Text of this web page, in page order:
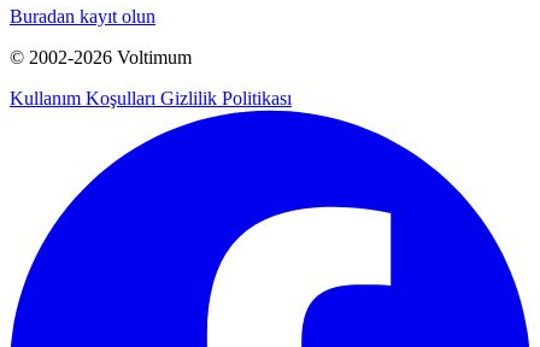
Buradan kayıt olun
© 2002-2026 Voltimum
Kullanım Koşulları Gizlilik Politikası